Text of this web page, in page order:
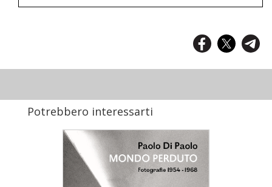
Potrebbero interessarti